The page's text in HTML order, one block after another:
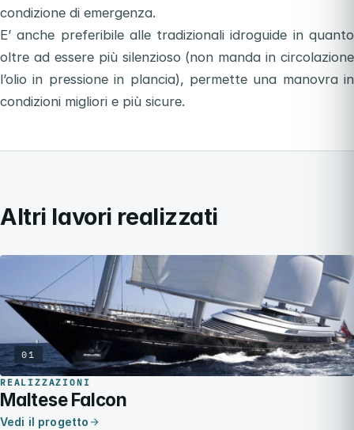
condizione di emergenza.
E’ anche preferibile alle tradizionali idroguide in quanto
oltre ad essere più silenzioso (non manda in circolazione
l’olio in pressione in plancia), permette una manovra in
condizioni migliori e più sicure.
Altri lavori realizzati
01
REALIZZAZIONI
Maltese Falcon
Vedi il progetto